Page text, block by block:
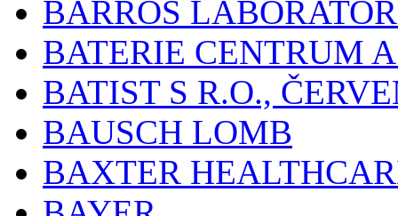
BARROS
BATERIE CENTRUM
BATIST S R.O.,
BAUSCH LOMB
BAXTER